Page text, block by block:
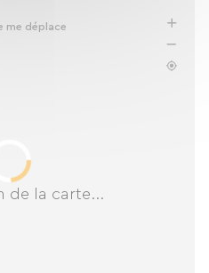
de la carte...
me déplace